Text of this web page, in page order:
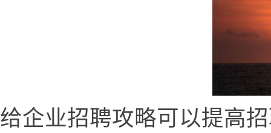
给企业招聘攻略可以提高